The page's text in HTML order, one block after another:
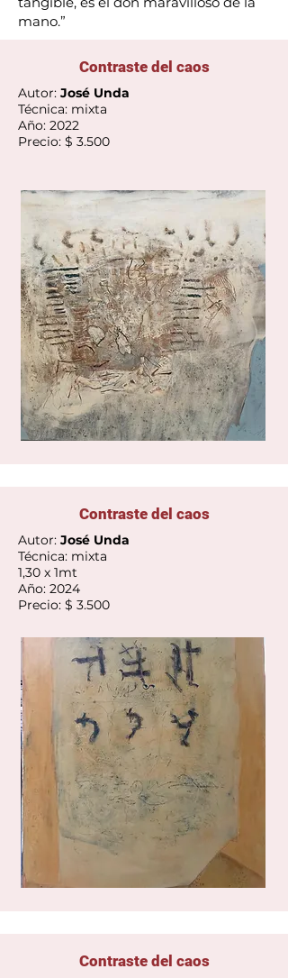
mano.”
Contraste del caos
Autor: José Unda
Técnica: mixta
Año: 2022
Precio: $ 3.500
Ver Galería
Contraste del caos
Autor: José Unda
Técnica: mixta
1,30 x 1mt
Año: 2024
Precio: $ 3.500
Ver Galería
Contraste del caos